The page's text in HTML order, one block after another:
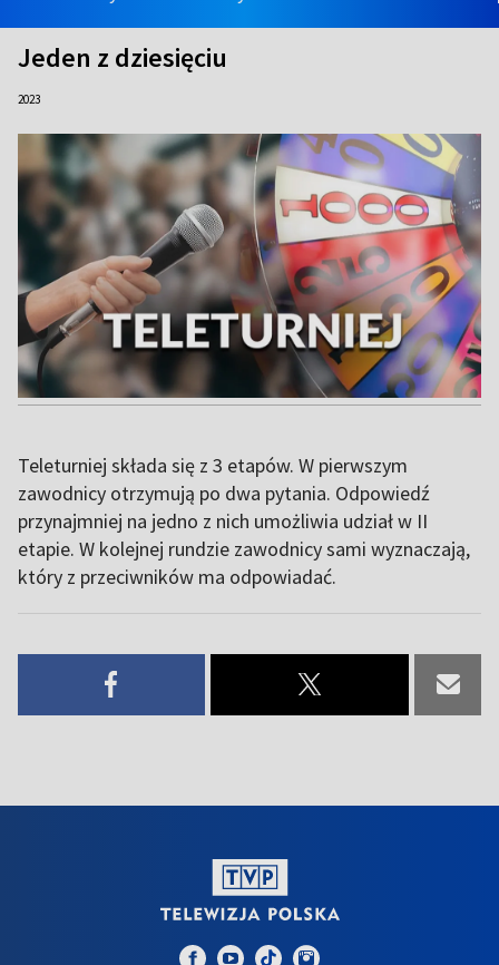
Jeden z dziesięciu
2023
Teleturniej składa się z 3 etapów. W pierwszym
zawodnicy otrzymują po dwa pytania. Odpowiedź
przynajmniej na jedno z nich umożliwia udział w II
etapie. W kolejnej rundzie zawodnicy sami wyznaczają,
który z przeciwników ma odpowiadać.